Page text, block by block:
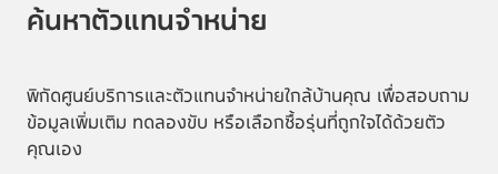
ค้นหาตัวแทนจำหน่าย
พิกัดศูนย์บริการและตัวแทนจำหน่ายใกล้บ้านคุณ เพื่อสอบถาม
ข้อมูลเพิ่มเติม ทดลองขับ หรือเลือกซื้อรุ่นที่ถูกใจได้ด้วยตัว
คุณเอง